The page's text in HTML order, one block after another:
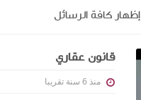
إظهار كافة الرسائل
قانون عقاري
منذ 6 سنة تقريبا